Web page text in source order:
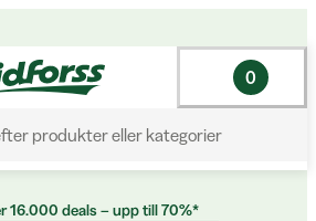
produkter eller kategorier
0
16.000 deals – upp till 70%*